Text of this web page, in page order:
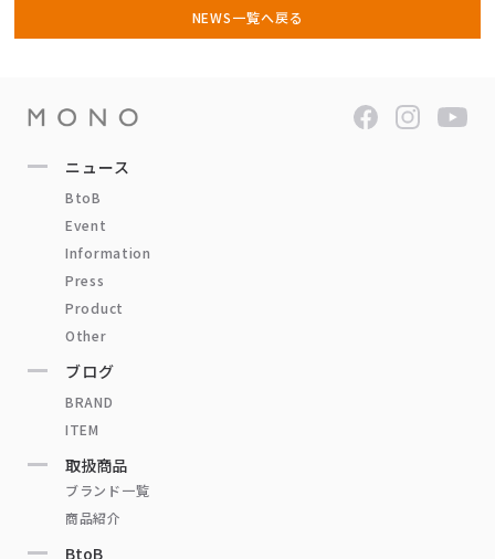
NEWS一覧へ戻る
ニュース
BtoB
Event
Information
Press
Product
Other
ブログ
BRAND
ITEM
取扱商品
ブランド一覧
商品紹介
BtoB